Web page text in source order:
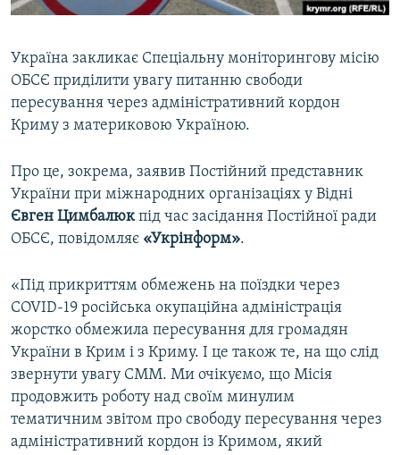
ІНФОГРАФІКА
ДОЛУЧАЙСЯ!
Усі сайти RFE/RL
Україна закликає Спеціальну моніторингову місію
ОБСЄ приділити увагу питанню свободи
пересування через адміністративний кордон
Криму з материковою Україною.
Про це, зокрема, заявив Постійний представник
України при міжнародних організаціях у Відні
Євген Цимбалюкпід час засідання Постійної ради
ОБСЄ, повідомляє «Укрінформ».
«Під прикриттям обмежень на поїздки через
COVID-19 російська окупаційна адміністрація
жорстко обмежила пересування для громадян
України в Крим і з Криму. І це також те, на що слід
звернути увагу СММ. Ми очікуємо, що Місія
продовжить роботу над своїм минулим
тематичним звітом про свободу пересування через
адміністративний кордон із Кримом, який